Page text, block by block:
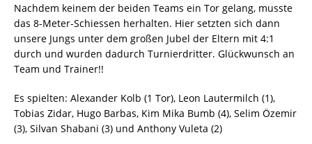
Nachdem keinem der beiden Teams ein Tor gelang, musste
das 8-Meter-Schiessen herhalten. Hier setzten sich dann
unsere Jungs unter dem großen Jubel der Eltern mit 4:1
durch und wurden dadurch Turnierdritter. Glückwunsch an
Team und Trainer!!
Es spielten: Alexander Kolb (1 Tor), Leon Lautermilch (1),
Tobias Zidar, Hugo Barbas, Kim Mika Bumb (4), Selim Özemir
(3), Silvan Shabani (3) und Anthony Vuleta (2)